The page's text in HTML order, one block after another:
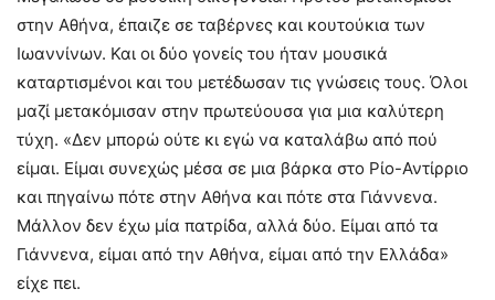
στην Αθήνα, έπαιζε σε ταβέρνες και κουτούκια των
Ιωαννίνων. Και οι δύο γονείς του ήταν μουσικά
καταρτισμένοι και του μετέδωσαν τις γνώσεις τους. Όλοι
μαζί μετακόμισαν στην πρωτεύουσα για μια καλύτερη
τύχη. «Δεν μπορώ ούτε κι εγώ να καταλάβω από πού
είμαι. Είμαι συνεχώς μέσα σε μια βάρκα στο Ρίο-Αντίρριο
και πηγαίνω πότε στην Αθήνα και πότε στα Γιάννενα.
Μάλλον δεν έχω μία πατρίδα, αλλά δύο. Είμαι από τα
Γιάννενα, είμαι από την Αθήνα, είμαι από την Ελλάδα»
είχε πει.